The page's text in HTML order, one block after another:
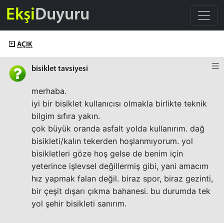
EkşiDuyuru
AÇIK
bisiklet tavsiyesi
merhaba.
iyi bir bisiklet kullanıcısı olmakla birlikte teknik
bilgim sıfıra yakın.
çok büyük oranda asfalt yolda kullanırım. dağ
bisikleti/kalın tekerden hoşlanmıyorum. yol
bisikletleri göze hoş gelse de benim için
yeterince işlevsel değillermiş gibi, yani amacım
hız yapmak falan değil. biraz spor, biraz gezinti,
bir çeşit dışarı çıkma bahanesi. bu durumda tek
yol şehir bisikleti sanırım.